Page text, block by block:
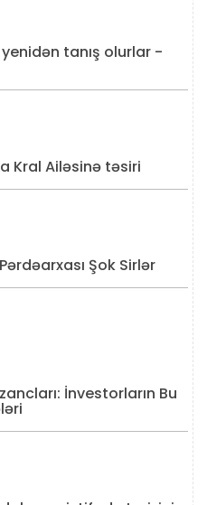
tanış olurlar -
Kral Ailəsinə təsiri
Şok Sirlər
İnvestorların Bu